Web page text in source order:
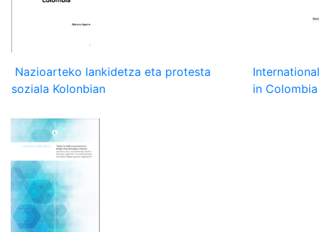
Nazioarteko lankidetza eta protesta
soziala Kolonbian
in